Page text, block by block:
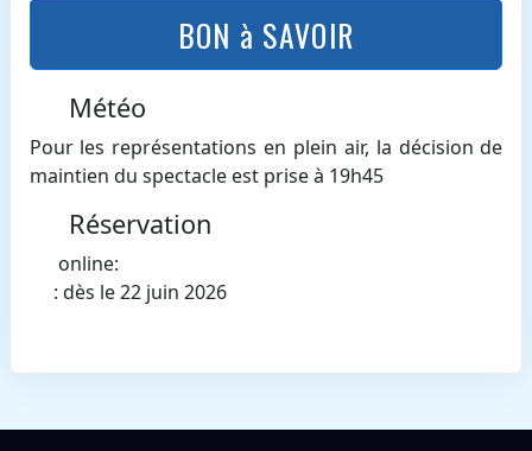
BON à SAVOIR
Météo
Pour les représentations en plein air, la décision de
maintien du spectacle est prise à 19h45
Réservation
online:
: dès le 22 juin 2026